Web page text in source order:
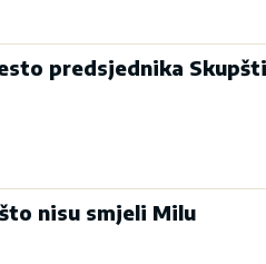
predsjednika
nisu smjeli Milu